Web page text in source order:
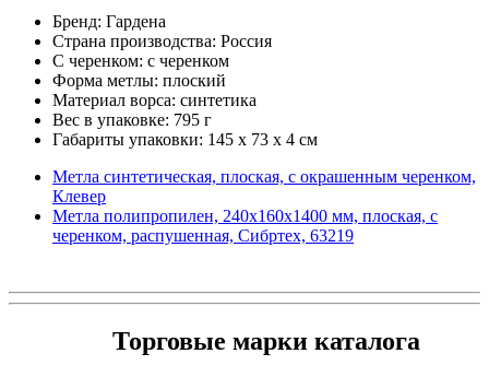
Бренд: Гардена
Страна производства: Россия
С черенком: с черенком
Форма метлы: плоский
Материал ворса: синтетика
Вес в упаковке: 795 г
Габариты упаковки: 145 x 73 x 4 см
Метла синтетическая, плоская, с окрашенным черенком,
Клевер
Метла полипропилен, 240х160х1400 мм, плоская, с
черенком, распушенная, Сибртех, 63219
Торговые марки каталога